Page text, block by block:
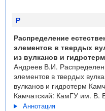
Р
Распределение
элементов в твердых
из вулканов и
Андреев В.И.
элементов в твердых
вулканов и гидротерм
Камчатский: КамГУ им. В.
Аннотация